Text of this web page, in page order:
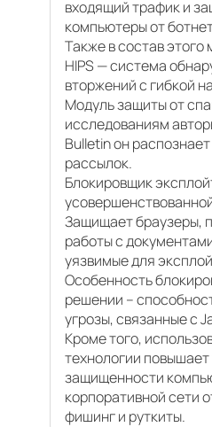
входящий трафик и
компьютеры от
Также в состав этого
HIPS — система
вторжений с гибкой
Модуль защиты от
исследованиям
Bulletin он
рассылок.
Блокировщик
Защищает браузеры,
работы с
уязвимые для
Особенность
решении –
угрозы, связанные с
Кроме того,
технологии повышает
защищенности
корпоративной сети
фишинг и руткиты.